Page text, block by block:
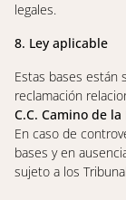
legales.
8. Ley aplicable
Estas bases están
reclamación
C.C. Camino de
En caso de
bases y en
sujeto a los